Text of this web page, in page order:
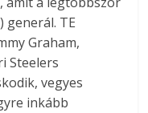
generál. TE
Graham,
Steelers
vegyes
inkább